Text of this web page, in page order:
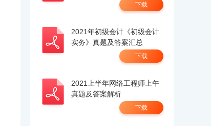
下载
2021年初级会计《初级会计
实务》真题及答案汇总
下载
2021上半年网络工程师上午
真题及答案解析
下载